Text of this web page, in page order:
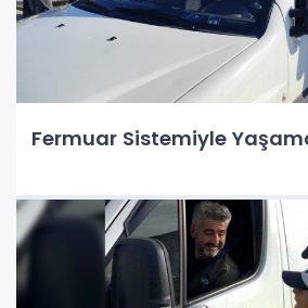
Fermuar Sistemiyle